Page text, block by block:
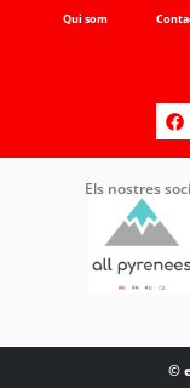
Qui som
Els nostres
©